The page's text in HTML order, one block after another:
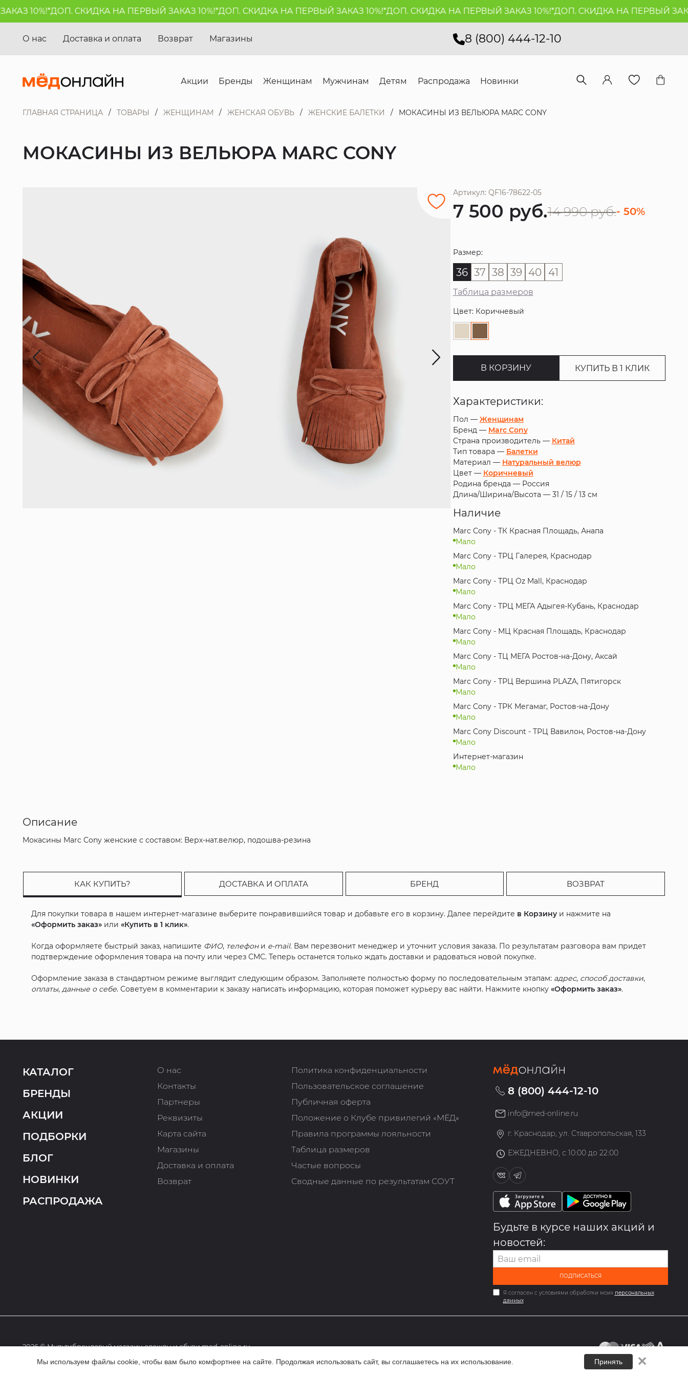
Мы используем файлы cookie, чтобы вам было комфортнее на сайте. Продолжая использовать сайт, вы соглашаетесь на их использование. Принять ✕
10%!*ДОП. СКИДКА НА ПЕРВЫЙ ЗАКАЗ 10%!*ДОП. СКИДКА НА ПЕРВЫЙ ЗАКАЗ 10%!*ДОП. СКИДКА НА ПЕРВЫЙ ЗАКАЗ 10%!*ДОП. СКИДКА НА ПЕРВЫЙ ЗАКАЗ
8 (800) 444-12-10
О нас Доставка и оплата Возврат Магазины
Акции Бренды Женщинам Мужчинам Детям Распродажа Новинки
ГЛАВНАЯ СТРАНИЦА ТОВАРЫ ЖЕНЩИНАМ ЖЕНСКАЯ ОБУВЬ ЖЕНСКИЕ БАЛЕТКИ МОКАСИНЫ ИЗ ВЕЛЬЮРА MARC CONY
МОКАСИНЫ ИЗ ВЕЛЬЮРА MARC CONY
Артикул: QF16-78622-05
7 500 руб.14 990 руб.- 50%
Размер:
36 37 38 39 40 41
Таблица размеров
Цвет: Коричневый
В КОРЗИНУ КУПИТЬ В 1 КЛИК
Характеристики:
Пол — Женщинам
Бренд — Marc Cony
Страна производитель — Китай
Тип товара — Балетки
Материал — Натуральный велюр
Цвет — Коричневый
Родина бренда — Россия
Длина/Ширина/Высота — 31 / 15 / 13 см
Наличие
Marc Cony - ТК Красная Площадь, Анапа
Мало
Marc Cony - ТРЦ Галерея, Краснодар
Мало
Marc Cony - ТРЦ Oz Mall, Краснодар
Мало
Marc Cony - ТРЦ МЕГА Адыгея-Кубань, Краснодар
Мало
Marc Cony - МЦ Красная Площадь, Краснодар
Мало
Marc Cony - ТЦ МЕГА Ростов-на-Дону, Аксай
Мало
Marc Cony - ТРЦ Вершина PLAZA, Пятигорск
Мало
Marc Cony - ТРК Мегамаг, Ростов-на-Дону
Мало
Marc Cony Discount - ТРЦ Вавилон, Ростов-на-Дону
Мало
Интернет-магазин
Мало
Описание
Мокасины Marc Cony женские с составом: Верх-нат.велюр, подошва-резина
КАК КУПИТЬ? ДОСТАВКА И ОПЛАТА БРЕНД ВОЗВРАТ
Для покупки товара в нашем интернет-магазине выберите понравившийся товар и добавьте его в корзину. Далее перейдите в Корзину и нажмите на
«Оформить заказ» или«Купить в 1 клик».
Когда оформляете быстрый заказ, напишите ФИО, телефони e-mail. Вам перезвонит менеджер и уточнит условия заказа. По результатам разговора вам придет
подтверждение оформления товара на почту или через СМС. Теперь останется только ждать доставки и радоваться новой покупке.
Оформление заказа в стандартном режиме выглядит следующим образом. Заполняете полностью форму по последовательным этапам: адрес, способ доставки,
оплаты,данные о себе. Советуем в комментарии к заказу написать информацию, которая поможет курьеру вас найти. Нажмите кнопку«Оформить заказ».
КАТАЛОГ
БРЕНДЫ
АКЦИИ
ПОДБОРКИ
БЛОГ
НОВИНКИ
РАСПРОДАЖА
О нас
Контакты
Партнеры
Реквизиты
Карта сайта
Магазины
Доставка и оплата
Возврат
Политика конфиденциальности
Пользовательское соглашение
Публичная оферта
Положение о Клубе привилегий «МЁД»
Правила программы лояльности
Таблица размеров
Частые вопросы
Сводные данные по результатам СОУТ
8 (800) 444-12-10
info@med-online.ru
г. Краснодар, ул. Ставропольская, 133
ЕЖЕДНЕВНО, с 10:00 до 22:00
Будьте в курсе наших акций и
новостей:
ПОДПИСАТЬСЯ
Я согласен с условиями обработки моих персональных
данных
2026 © Мультибрендовый магазин одежды и обуви med-online.ru